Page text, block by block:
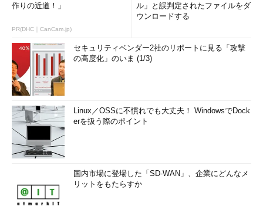
作りの近道！」
PR(DHC｜CanCam.jp)
ル」と誤判定されたファイルをダ
ウンロードする
セキュリティベンダー2社のリポートに見る「攻撃
の高度化」のいま (1/3)
Linux／OSSに不慣れでも大丈夫！ WindowsでDock
erを扱う際のポイント
国内市場に登場した「SD-WAN」、企業にどんなメ
リットをもたらすか